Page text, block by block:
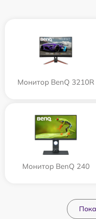
Монитор BenQ 3210R
Монитор BenQ 240